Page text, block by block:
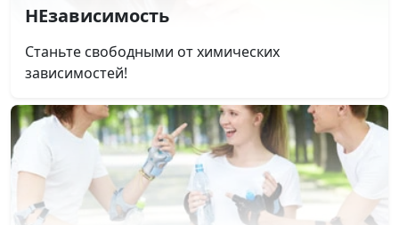
НЕзависимость
Станьте свободными от химических
зависимостей!